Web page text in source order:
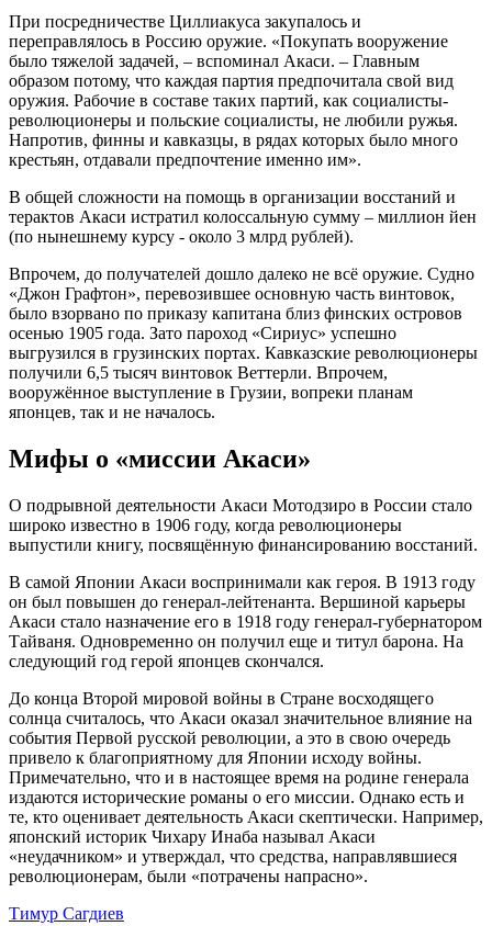
При посредничестве Циллиакуса закупалось и
переправлялось в Россию оружие. «Покупать вооружение
было тяжелой задачей, – вспоминал Акаси. – Главным
образом потому, что каждая партия предпочитала свой вид
оружия. Рабочие в составе таких партий, как социалисты-
революционеры и польские социалисты, не любили ружья.
Напротив, финны и кавказцы, в рядах которых было много
крестьян, отдавали предпочтение именно им».
В общей сложности на помощь в организации восстаний и
терактов Акаси истратил колоссальную сумму – миллион йен
(по нынешнему курсу - около 3 млрд рублей).
Впрочем, до получателей дошло далеко не всё оружие. Судно
«Джон Графтон», перевозившее основную часть винтовок,
было взорвано по приказу капитана близ финских островов
осенью 1905 года. Зато пароход «Сириус» успешно
выгрузился в грузинских портах. Кавказские революционеры
получили 6,5 тысяч винтовок Веттерли. Впрочем,
вооружённое выступление в Грузии, вопреки планам
японцев, так и не началось.
Мифы о «миссии Акаси»
О подрывной деятельности Акаси Мотодзиро в России стало
широко известно в 1906 году, когда революционеры
выпустили книгу, посвящённую финансированию восстаний.
В самой Японии Акаси воспринимали как героя. В 1913 году
он был повышен до генерал-лейтенанта. Вершиной карьеры
Акаси стало назначение его в 1918 году генерал-губернатором
Тайваня. Одновременно он получил еще и титул барона. На
следующий год герой японцев скончался.
До конца Второй мировой войны в Стране восходящего
солнца считалось, что Акаси оказал значительное влияние на
события Первой русской революции, а это в свою очередь
привело к благоприятному для Японии исходу войны.
Примечательно, что и в настоящее время на родине генерала
издаются исторические романы о его миссии. Однако есть и
те, кто оценивает деятельность Акаси скептически. Например,
японский историк Чихару Инаба называл Акаси
«неудачником» и утверждал, что средства, направлявшиеся
революционерам, были «потрачены напрасно».
Тимур Сагдиев